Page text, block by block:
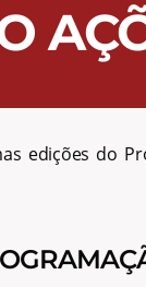
edições do